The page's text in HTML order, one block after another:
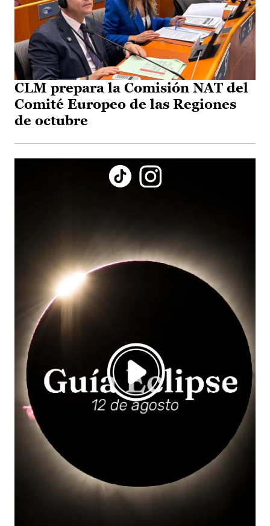
CLM prepara la Comisión NAT del
Comité Europeo de las Regiones
de octubre